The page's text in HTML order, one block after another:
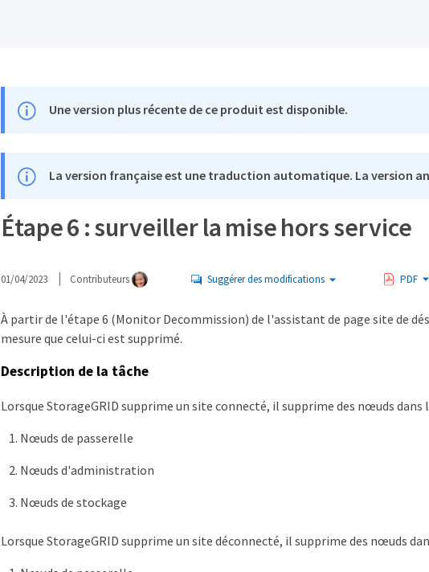
Une version plus récente de ce produit est disponible.
La version française est une traduction automatique. La version
Étape 6 : surveiller la mise hors service
01/04/2023 Contributeurs Suggérer des modifications PDF
À partir de l'étape 6 (Monitor Decommission) de l'assistant de page site de
mesure que celui-ci est supprimé.
Description de la tâche
Lorsque StorageGRID supprime un site connecté, il supprime des nœuds dans
Nœuds de passerelle
Nœuds d'administration
Nœuds de stockage
Lorsque StorageGRID supprime un site déconnecté, il supprime des nœuds